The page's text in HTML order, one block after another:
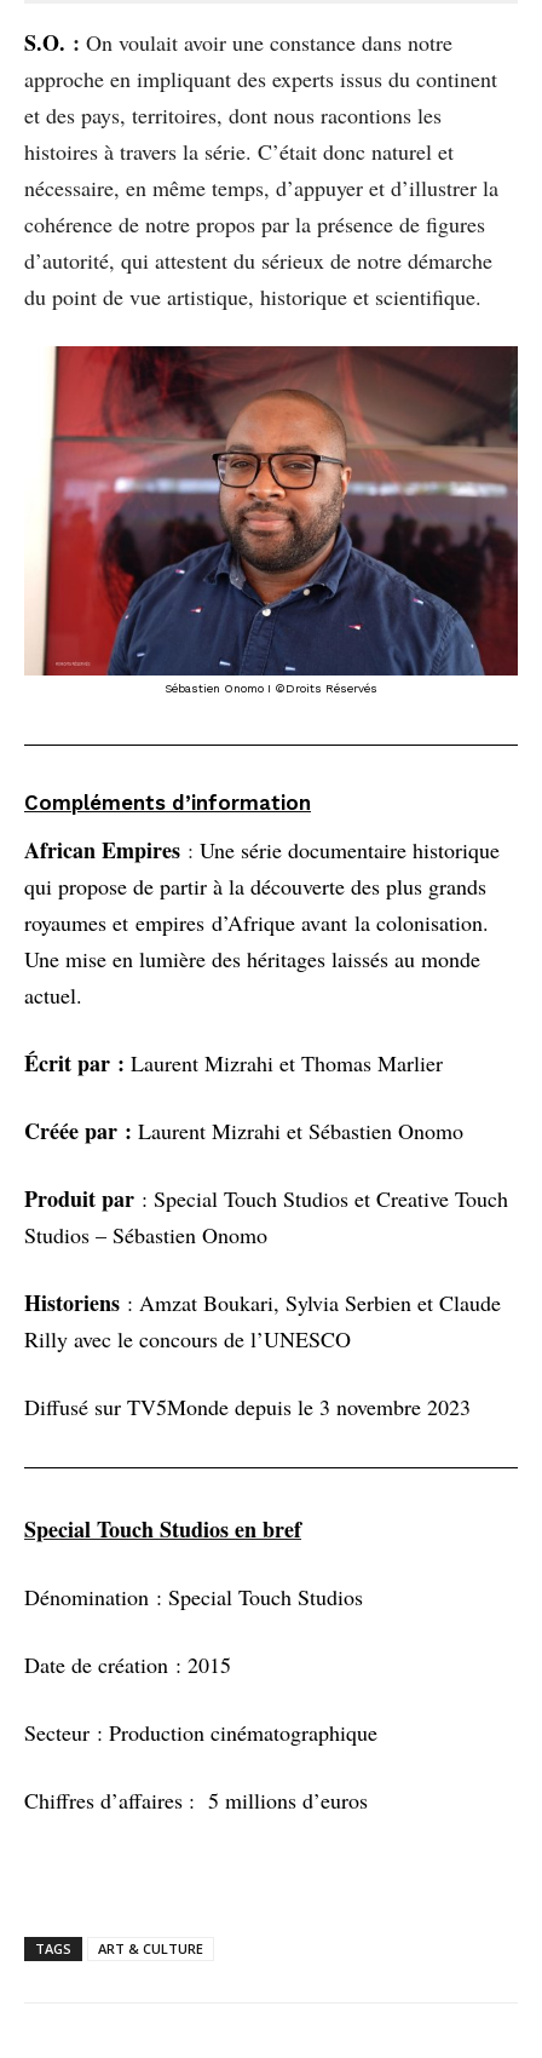
S.O. : On voulait avoir une constance dans notre
approche en impliquant des experts issus du continent
et des pays, territoires, dont nous racontions les
histoires à travers la série. C’était donc naturel et
nécessaire, en même temps, d’appuyer et d’illustrer la
cohérence de notre propos par la présence de figures
d’autorité, qui attestent du sérieux de notre démarche
du point de vue artistique, historique et scientifique.
Sébastien Onomo I ©Droits Réservés
Compléments d’information
African Empires : Une série documentaire historique
qui propose de partir à la découverte des plus grands
royaumes et empires d’Afrique avant la colonisation.
Une mise en lumière des héritages laissés au monde
actuel.
Écrit par : Laurent Mizrahi et Thomas Marlier
Créée par : Laurent Mizrahi et Sébastien Onomo
Produit par : Special Touch Studios et Creative Touch
Studios – Sébastien Onomo
Historiens : Amzat Boukari, Sylvia Serbien et Claude
Rilly avec le concours de l’UNESCO
Diffusé sur TV5Monde depuis le 3 novembre 2023
Special Touch Studios en bref
Dénomination : Special Touch Studios
Date de création : 2015
Secteur : Production cinématographique
Chiffres d’affaires : 5 millions d’euros
TAGS ART & CULTURE